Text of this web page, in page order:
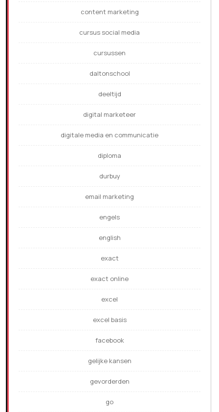
content marketing
cursus social media
cursussen
daltonschool
deeltijd
digital marketeer
digitale media en communicatie
diploma
durbuy
email marketing
engels
english
exact
exact online
excel
excel basis
facebook
gelijke kansen
gevorderden
go